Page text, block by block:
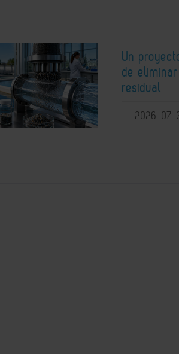
Un
de
residual
2026-07-